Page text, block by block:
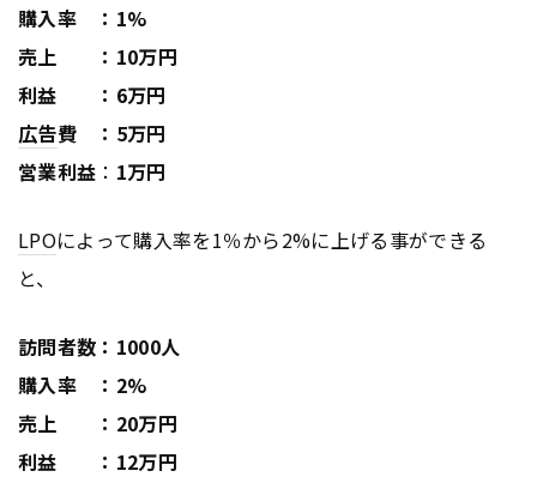
購入率 ：1%
売上 ：10万円
利益 ：6万円
広告費 ：5万円
営業利益 ： 1万円
LPOによって購入率を1％から2%に上げる事ができる
と、
訪問者数：1000人
購入率 ：2%
売上 ：20万円
利益 ：12万円